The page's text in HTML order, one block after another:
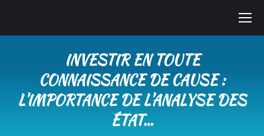
INVESTIR EN TOUTE
CONNAISSANCE DE CAUSE :
L’IMPORTANCE DE L’ANALYSE DES
ÉTAT…